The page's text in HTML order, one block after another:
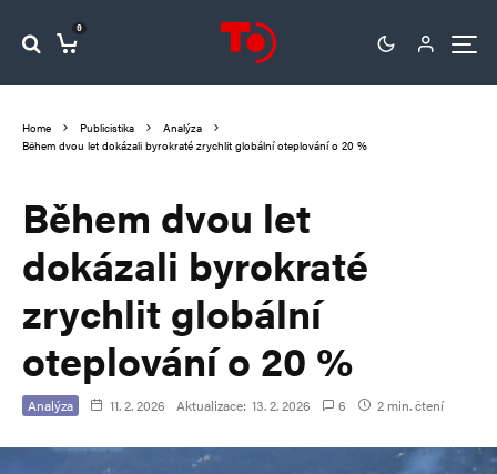
0
Home Publicistika
Analýza
Během dvou let dokázali byrokraté zrychlit globální oteplování o 20 %
Během dvou let
dokázali byrokraté
zrychlit globální
oteplování o 20 %
Analýza 11. 2. 2026 Aktualizace: 13. 2. 2026 6 2 min. čtení